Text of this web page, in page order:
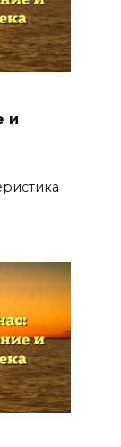
и